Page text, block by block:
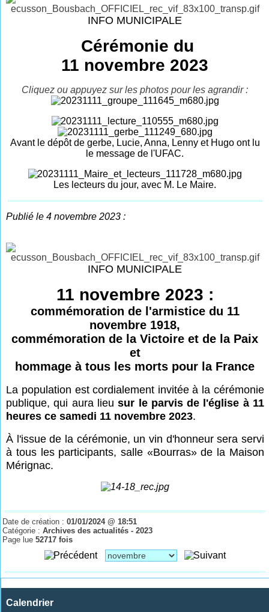
INFO MUNICIPALE
Cérémonie du
11 novembre 2023
Cliquez ou appuyez sur les photos pour les agrandir :
Avant le dépôt de gerbe, Lucie, Anna, Lenny et Hugo ont lu
le message de l'UFAC.
Les lecteurs du jour, avec M. Le Maire.
Publié le 4 novembre 2023 :
INFO MUNICIPALE
11 novembre 2023 :
commémoration de l'armistice du 11
novembre 1918,
commémoration de la Victoire et de la Paix
et
hommage à tous les morts pour la France
La population est cordialement invitée à la cérémonie
publique, qui aura lieusur le parvis de l'église à 11
heures ce samedi 11 novembre 2023.
À l'issue de la cérémonie, un vin d'honneur sera servi
à tous les participants, salle «Bourras» de la Maison
Mérignac.
Date de création :01/01/2024 @ 18:51
Catégorie :Archives des actualités - 2023
Page lue52717 fois
Calendrier